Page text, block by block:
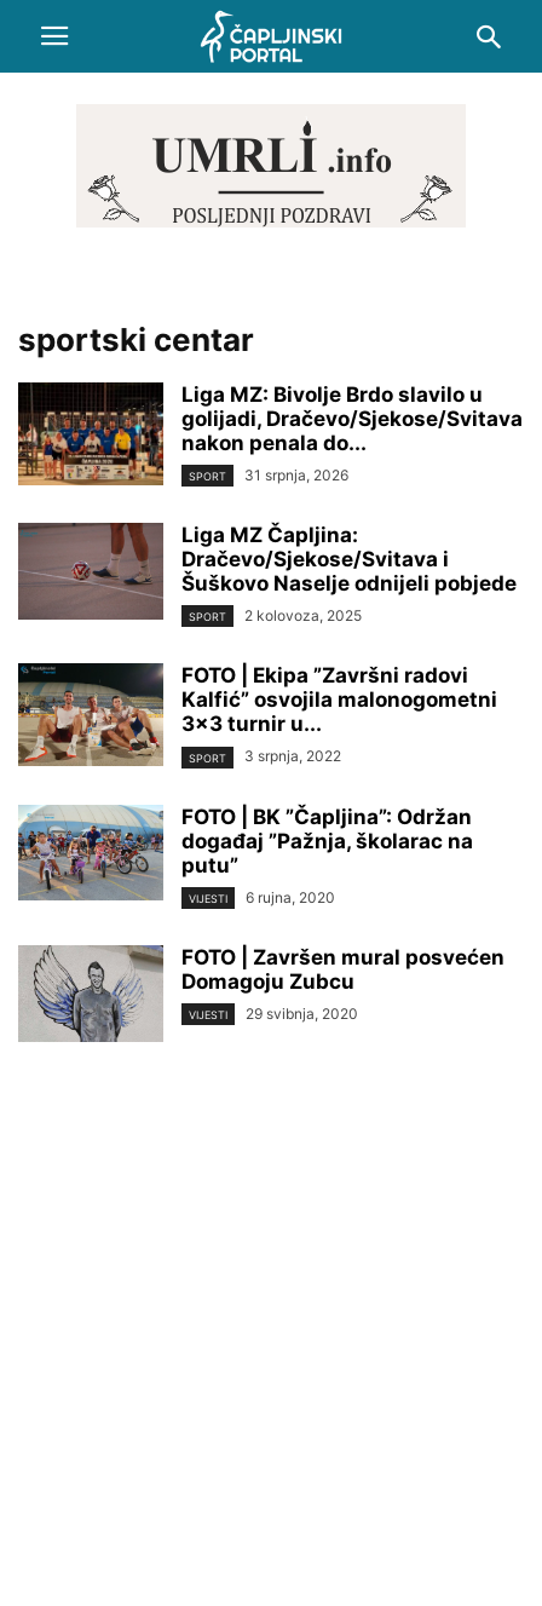
sportski centar
Liga MZ: Bivolje Brdo slavilo u
golijadi, Dračevo/Sjekose/Svitava
nakon penala do...
SPORT 31 srpnja, 2026
Liga MZ Čapljina:
Dračevo/Sjekose/Svitava i
Šuškovo Naselje odnijeli pobjede
SPORT 2 kolovoza, 2025
FOTO | Ekipa ”Završni radovi
Kalfić” osvojila malonogometni
3×3 turnir u...
SPORT 3 srpnja, 2022
FOTO | BK ”Čapljina”: Održan
događaj ”Pažnja, školarac na
putu”
VIJESTI 6 rujna, 2020
FOTO | Završen mural posvećen
Domagoju Zubcu
VIJESTI 29 svibnja, 2020